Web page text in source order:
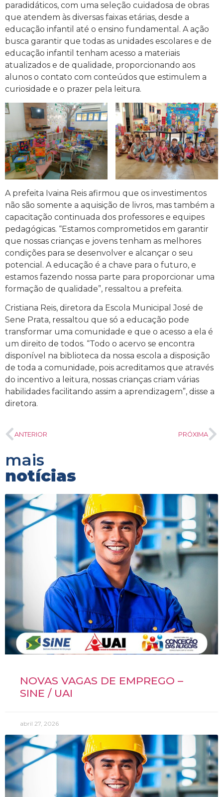
paradidáticos, com uma seleção cuidadosa de obras
que atendem às diversas faixas etárias, desde a
educação infantil até o ensino fundamental. A ação
busca garantir que todas as unidades escolares e de
educação infantil tenham acesso a materiais
atualizados e de qualidade, proporcionando aos
alunos o contato com conteúdos que estimulem a
curiosidade e o prazer pela leitura.
A prefeita Ivaina Reis afirmou que os investimentos
não são somente a aquisição de livros, mas também a
capacitação continuada dos professores e equipes
pedagógicas. “Estamos comprometidos em garantir
que nossas crianças e jovens tenham as melhores
condições para se desenvolver e alcançar o seu
potencial. A educação é a chave para o futuro, e
estamos fazendo nossa parte para proporcionar uma
formação de qualidade”, ressaltou a prefeita.
Cristiana Reis, diretora da Escola Municipal José de
Sene Prata, ressaltou que só a educação pode
transformar uma comunidade e que o acesso a ela é
um direito de todos. “Todo o acervo se encontra
disponível na biblioteca da nossa escola a disposição
de toda a comunidade, pois acreditamos que através
do incentivo a leitura, nossas crianças criam várias
habilidades facilitando assim a aprendizagem”, disse a
diretora.
ANTERIOR PRÓXIMA
mais
notícias
NOVAS VAGAS DE EMPREGO –
SINE / UAI
abril 27, 2026